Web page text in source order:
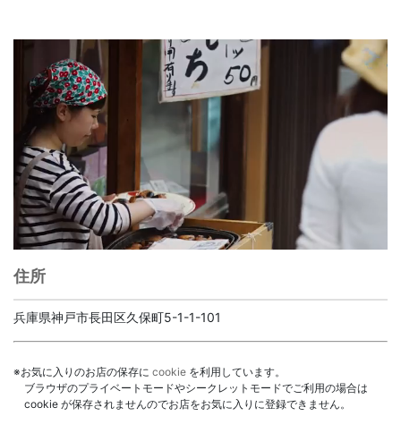
住所
兵庫県神戸市長田区久保町5-1-1-101
※お気に入りのお店の保存に cookie を利用しています。
ブラウザのプライベートモードやシークレットモードでご利用の場合は
cookie が保存されませんのでお店をお気に入りに登録できません。